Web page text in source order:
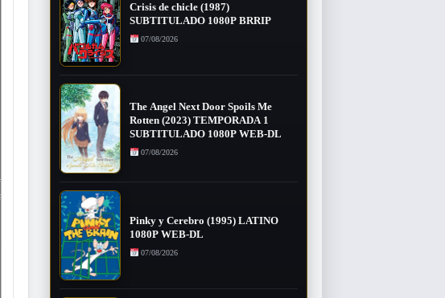
Crisis de chicle (1987)
SUBTITULADO 1080P BRRIP
07/08/2026
The Angel Next Door Spoils Me
Rotten (2023) TEMPORADA 1
SUBTITULADO 1080P WEB-DL
07/08/2026
Pinky y Cerebro (1995) LATINO
1080P WEB-DL
07/08/2026